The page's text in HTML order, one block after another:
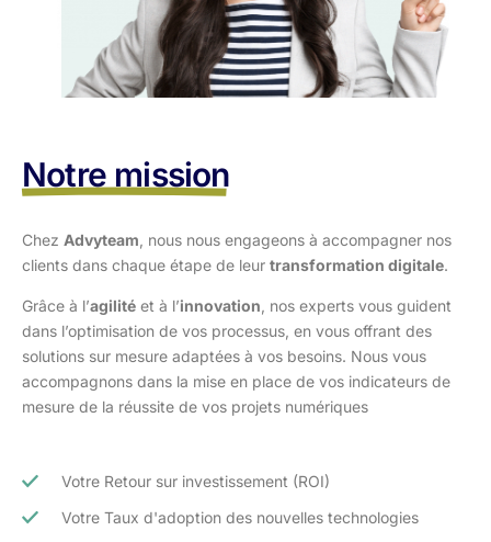
Notre mission
Chez Advyteam , nous nous engageons à accompagner nos
clients dans chaque étape de leur transformation digitale.
Grâce à l’agilité et à l’innovation , nos experts vous guident
dans l’optimisation de vos processus, en vous offrant des
solutions sur mesure adaptées à vos besoins. Nous vous
accompagnons dans la mise en place de vos indicateurs de
mesure de la réussite de vos projets numériques
Votre Retour sur investissement (ROI)
Votre Taux d'adoption des nouvelles technologies